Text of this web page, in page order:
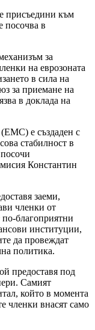
присъедини към
посочва в
за
на еврозоната
в сила на
за приемане на
в доклада на
(ЕМС) е създаден с
стабилност в
Константин
заеми,
членки от
по-благоприятни
институции,
да провеждат
политика.
предоставя под
Самият
който в момента
членки внасят само